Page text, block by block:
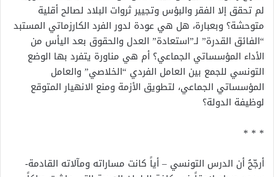
لم تحقق إلا الفقر والبؤس وتجيير ثروات البلاد لصالح أقلية
متوحشة؟ وبعبارة، هل هي عودة لدور الفرد الكارزماتي المستبد
“الفائق القدرة” لـ”استعادة” العدل والحقوق بعد اليأس من
الأداء المؤسساتي الجماعي؟ أم هي مناورة يتفرد بها الوضع
التونسي للجمع بين العامل الفردي “الخلاصي” والعامل
المؤسساتي الجماعي، لتطويق الأزمة ومنع الانهيار المتوقع
لوظيفة الدولة؟
* * *
أرجّحُ أن الدرس التونسي – أياً كانت مساراته ومآلاته القادمة-